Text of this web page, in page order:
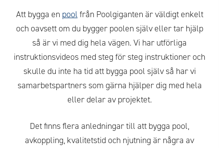
Att bygga en pool från Poolgiganten är väldigt enkelt
och oavsett om du bygger poolen själv eller tar hjälp
så är vi med dig hela vägen. Vi har utförliga
instruktionsvideos med steg för steg instruktioner och
skulle du inte ha tid att bygga pool själv så har vi
samarbetspartners som gärna hjälper dig med hela
eller delar av projektet.
Det finns flera anledningar till att bygga pool,
avkoppling, kvalitetstid och njutning är några av